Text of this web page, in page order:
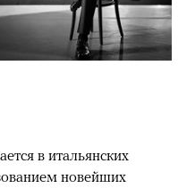
в итальянских
новейших